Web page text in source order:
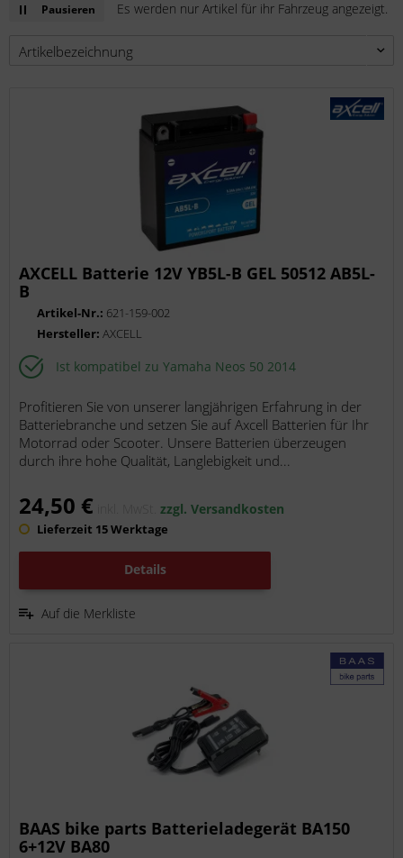
Pausieren Es werden nur Artikel für ihr Fahrzeug angezeigt.
AXCELL Batterie 12V YB5L-B GEL 50512 AB5L-
B
Artikel-Nr.: 621-159-002
Hersteller:AXCELL
Ist kompatibel zu Yamaha Neos 50 2014
Profitieren Sie von unserer langjährigen Erfahrung in der
Batteriebranche und setzen Sie auf Axcell Batterien für Ihr
Motorrad oder Scooter. Unsere Batterien überzeugen
durch ihre hohe Qualität, Langlebigkeit und...
24,50 € inkl. MwSt.zzgl. Versandkosten
Lieferzeit 15 Werktage
Details
Auf die Merkliste
BAAS bike parts Batterieladegerät BA150
6+12V BA80